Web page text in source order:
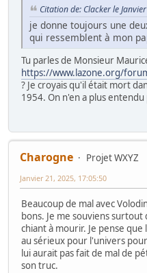
Citation de: Clacker le
je donne toujours une
qui ressemblent à mon
Tu parles de Monsieur
https://www.lazone.org/
? Je croyais qu'il était mort
1954. On n'en a plus
Charogne
Projet WXYZ
Janvier 21, 2025, 17:05:50
Beaucoup de mal avec
bons. Je me souviens surtout
chiant à mourir. Je pense
au sérieux pour l'univers
lui aurait pas fait de mal de
son truc.